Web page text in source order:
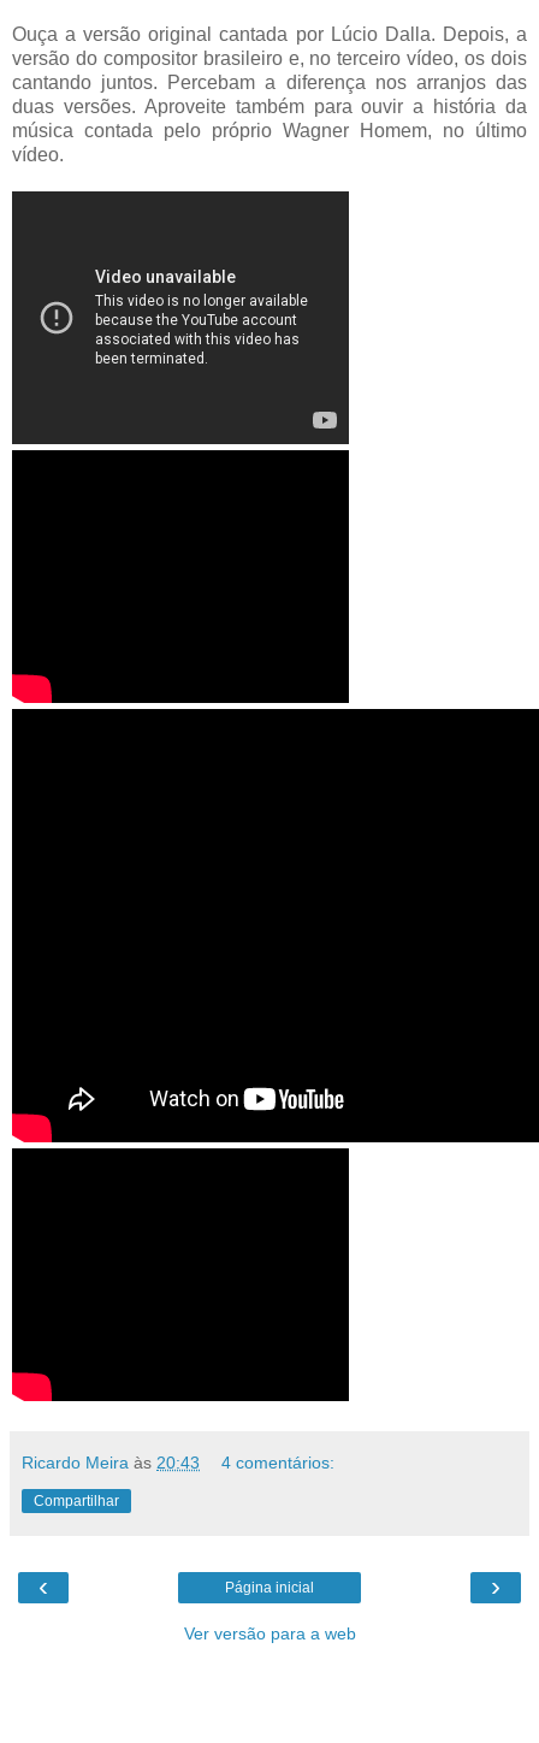
Ouça a versão original cantada por Lúcio Dalla. Depois, a
versão do compositor brasileiro e, no terceiro vídeo, os dois
cantando juntos. Percebam a diferença nos arranjos das
duas versões. Aproveite também para ouvir a história da
música contada pelo próprio Wagner Homem, no último
vídeo.
Ricardo Meira às 20:43 4 comentários:
Compartilhar
‹ ›
Página inicial
Ver versão para a web